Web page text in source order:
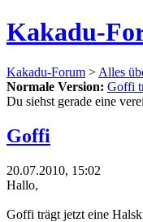
Kakadu-
Kakadu-Forum > Alles
Normale Version: Goffi
Du siehst gerade eine
Goffi
20.07.2010, 15:02
Hallo,
Goffi trägt jetzt eine